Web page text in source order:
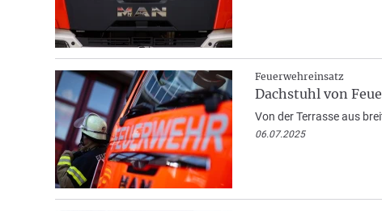
Feuerwehreinsatz
Dachstuhl von
Von der Terrasse aus
06.07.2025